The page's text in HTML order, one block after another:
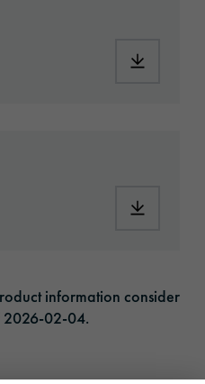
information consider
2026-02-04.